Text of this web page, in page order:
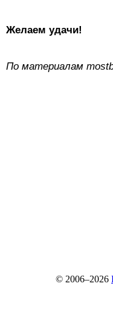
Желаем удачи!
По материалам
© 2006–2026